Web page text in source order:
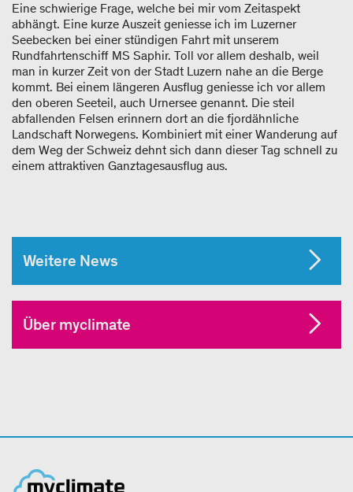
Eine schwierige Frage, welche bei mir vom Zeitaspekt
abhängt. Eine kurze Auszeit geniesse ich im Luzerner
Seebecken bei einer stündigen Fahrt mit unserem
Rundfahrtenschiff MS Saphir. Toll vor allem deshalb, weil
man in kurzer Zeit von der Stadt Luzern nahe an die Berge
kommt. Bei einem längeren Ausflug geniesse ich vor allem
den oberen Seeteil, auch Urnersee genannt. Die steil
abfallenden Felsen erinnern dort an die fjordähnliche
Landschaft Norwegens. Kombiniert mit einer Wanderung auf
dem Weg der Schweiz dehnt sich dann dieser Tag schnell zu
einem attraktiven Ganztagesausflug aus.
Weitere News
Über myclimate